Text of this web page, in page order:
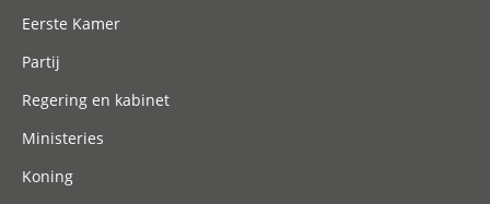
Eerste Kamer
Partij
Regering en kabinet
Ministeries
Koning